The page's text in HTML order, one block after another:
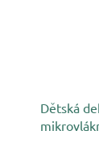
Dětská